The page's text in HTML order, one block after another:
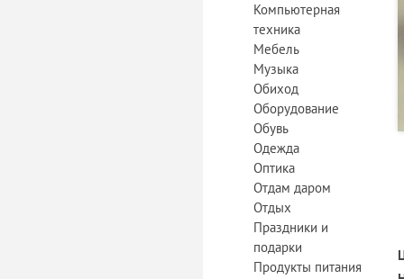
Компьютерная
техника
Мебель
Музыка
Обиход
Оборудование
Обувь
Одежда
Оптика
Отдам даром
Отдых
Праздники и
подарки
Продукты питания